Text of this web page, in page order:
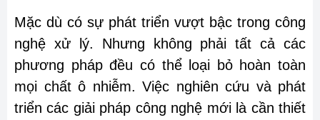
Mặc dù có sự phát triển vượt bậc trong công
nghệ xử lý. Nhưng không phải tất cả các
phương pháp đều có thể loại bỏ hoàn toàn
mọi chất ô nhiễm. Việc nghiên cứu và phát
triển các giải pháp công nghệ mới là cần thiết